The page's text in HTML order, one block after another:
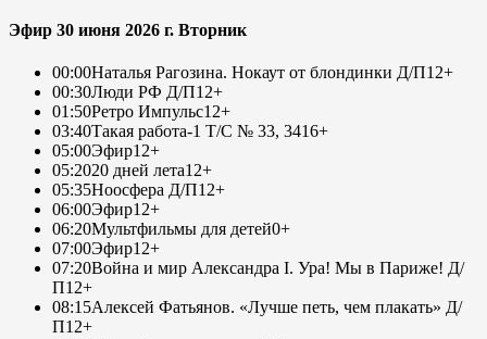
Эфир 30 июня 2026 г. Вторник
00:00Наталья Рагозина. Нокаут от блондинки Д/П12+
00:30Люди РФ Д/П12+
01:50Ретро Импульс12+
03:40Такая работа-1 Т/С № 33, 3416+
05:00Эфир12+
05:2020 дней лета12+
05:35Ноосфера Д/П12+
06:00Эфир12+
06:20Мультфильмы для детей0+
07:00Эфир12+
07:20Война и мир Александра I. Ура! Мы в Париже! Д/
П12+
08:15Алексей Фатьянов. «Лучше петь, чем плакать» Д/
П12+